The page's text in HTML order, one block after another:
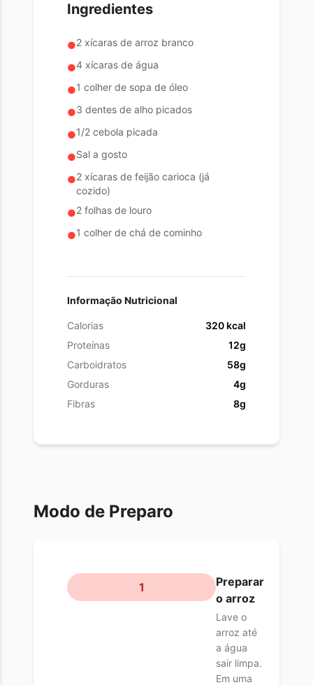
Ingredientes
●2 xícaras de arroz branco
●4 xícaras de água
●1 colher de sopa de óleo
●3 dentes de alho picados
●1/2 cebola picada
●Sal a gosto
●2 xícaras de feijão carioca (já
cozido)
●2 folhas de louro
●1 colher de chá de cominho
Informação Nutricional
Calorias 320 kcal
Proteínas
12g
Carboidratos
58g
Gorduras
4g
Fibras
8g
Modo de Preparo
1
Preparar
o arroz
Lave o
arroz até
a água
sair limpa.
Em uma